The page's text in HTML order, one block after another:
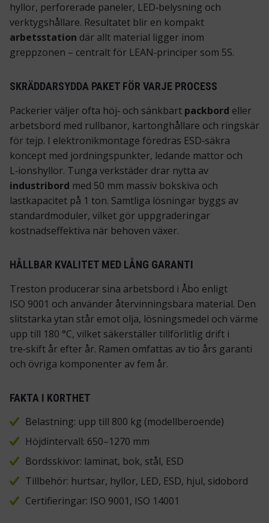
hyllor, perforerade paneler, LED‑belysning och
verktygshållare. Resultatet blir en kompakt
arbetsstation där allt material ligger inom
greppzonen – centralt för LEAN‑principer som 5S.
SKRÄDDARSYDDA PAKET FÖR VARJE PROCESS
Packerier väljer ofta höj‑ och sänkbart packbord eller
arbetsbord med rullbanor, kartonghållare och ringskär
för tejp. I elektronikmontage föredras ESD‑säkra
koncept med jordningspunkter, ledande mattor och
L‑ionshyllor. Tunga verkstäder drar nytta av
industribord med 50 mm massiv bokskiva och
lastkapacitet på 1 ton. Samtliga lösningar byggs av
standardmoduler, vilket gör uppgraderingar
kostnadseffektiva när behoven växer.
HÅLLBAR KVALITET MED LÅNG GARANTI
Treston producerar sina arbetsbord i Åbo enligt
ISO 9001 och använder återvinningsbara material. Den
slitstarka ytan står emot olja, lösningsmedel och värme
upp till 180 °C, vilket säkerställer tillförlitlig drift i
tre‑skift år efter år. Ramen omfattas av tio års garanti
och övriga komponenter av fem år.
FAKTA I KORTHET
Belastning: upp till 800 kg (modellberoende)
Höjdintervall: 650–1270 mm
Bordsskivor: laminat, bok, stål, ESD
Tillbehör: hurtsar, hyllor, LED, ESD, hjul, sidobord
Certifieringar: ISO 9001, ISO 14001